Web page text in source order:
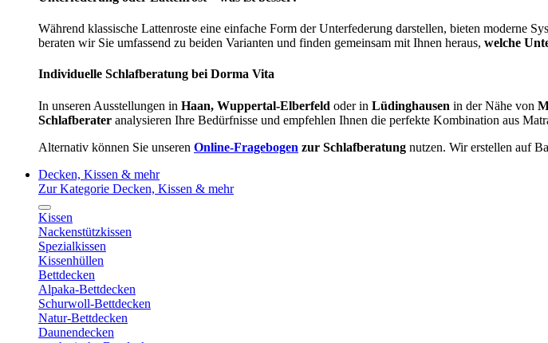
Während klassische Lattenroste eine einfache Form der Unterfederung darstellen, bieten moderne
beraten wir Sie umfassend zu beiden Varianten und finden gemeinsam mit Ihnen heraus, welche
Individuelle Schlafberatung bei Dorma Vita
In unseren Ausstellungen in Haan, Wuppertal-Elberfeld oder in Lüdinghausen in der Nähe von
Schlafberater analysieren Ihre Bedürfnisse und empfehlen Ihnen die perfekte Kombination aus
Alternativ können Sie unseren Online-Fragebogen zur Schlafberatung nutzen. Wir erstellen auf
Decken, Kissen & mehr
Zur Kategorie Decken, Kissen & mehr
Kissen
Nackenstützkissen
Spezialkissen
Kissenhüllen
Bettdecken
Alpaka-Bettdecken
Schurwoll-Bettdecken
Natur-Bettdecken
Daunendecken